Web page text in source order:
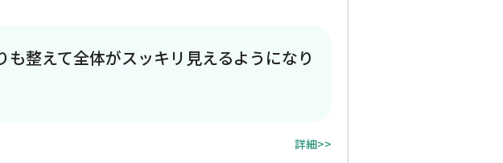
整えて全体がスッキリ見えるようになり
詳細>>